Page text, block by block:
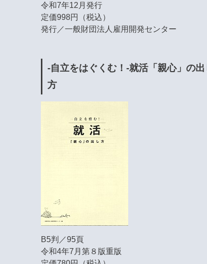
令和7年12月発行
定価998円（税込）
発行／一般財団法人雇用開発センター
-自立をはぐくむ！-就活「親心」の出
方
B5判／95頁
令和4年7月第８版重版